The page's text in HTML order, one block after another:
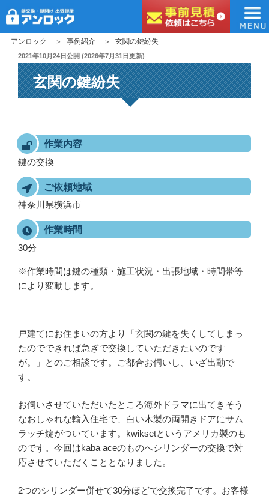
アンロック
アンロック 事例紹介 玄関の鍵紛失
投
稿
日:
2021年10月24日公開 (2026年7月31日更新)
玄関の鍵紛失
作業内容
鍵の交換
ご依頼地域
神奈川県横浜市
作業時間
30分
※作業時間は鍵の種類・施工状況・出張地域・時間帯等
により変動します。
戸建てにお住まいの方より「玄関の鍵を失くしてしまっ
たのでできれば急ぎで交換していただきたいのです
が。」とのご相談です。ご都合お伺いし、いざ出動で
す。
お伺いさせていただいたところ海外ドラマに出てきそう
なおしゃれな輸入住宅で、白い木製の両開きドアにサム
ラッチ錠がついています。kwiksetというアメリカ製のも
のです。今回はkaba aceのものへシリンダーの交換で対
応させていただくこととなりました。
2つのシリンダー併せて30分ほどで交換完了です。お客様